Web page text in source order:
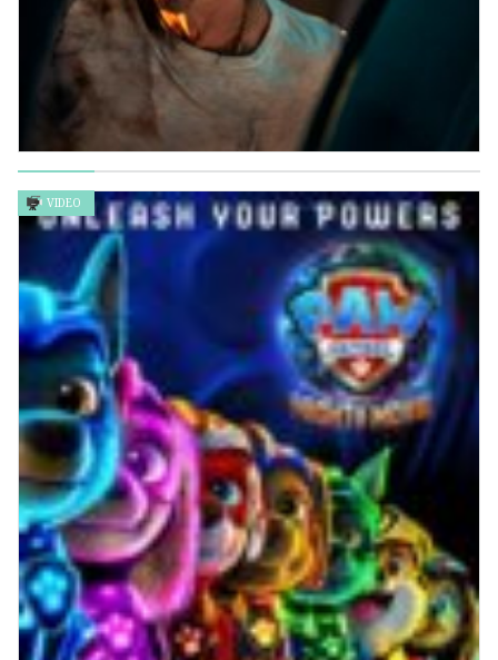
殺手列車 Bullet Train
黑亞當 Black Adam
VIDEO